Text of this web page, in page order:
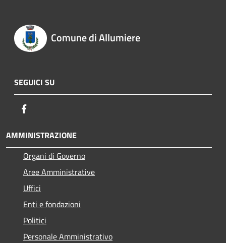
Comune di Allumiere
SEGUICI SU
AMMINISTRAZIONE
Organi di Governo
Aree Amministrative
Uffici
Enti e fondazioni
Politici
Personale Amministrativo